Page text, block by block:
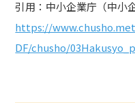
引用：中小企業庁（中小
https://
DF/chusho/